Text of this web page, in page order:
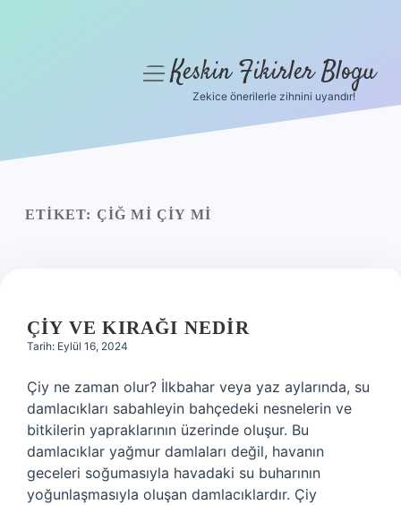
Yasal Uyarı
menüyüKeskin Fikirler Blogu
Zekice önerilerle zihnini uyandır!
ETIKET: ÇIĞ MI ÇIY MI
ÇIY VE KIRAĞI NEDIR
Tarih: Eylül 16, 2024
Çiy ne zaman olur? İlkbahar veya yaz aylarında, su
damlacıkları sabahleyin bahçedeki nesnelerin ve
bitkilerin yapraklarının üzerinde oluşur. Bu
damlacıklar yağmur damlaları değil, havanın
geceleri soğumasıyla havadaki su buharının
yoğunlaşmasıyla oluşan damlacıklardır. Çiy